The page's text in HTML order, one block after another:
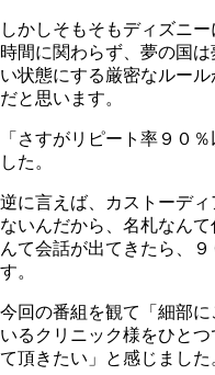
しかしそもそもディズニ
時間に関わらず、夢の国
い状態にする厳密なルー
だと思います。
「さすがリピート率９０
した。
逆に言えば、カストーデ
ないんだから、名札なん
んて会話が出てきたら、
す。
今回の番組を観て「細部
いるクリニック様をひと
て頂きたい」と感じました